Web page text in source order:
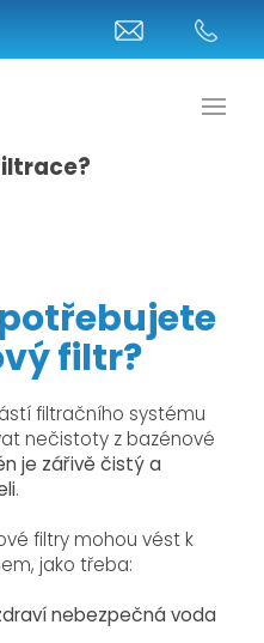
filtr?
filtračního systému
nečistoty z bazénové
je zářivě čistý a
.
filtry mohou vést k
​​jako třeba:
nebezpečná voda